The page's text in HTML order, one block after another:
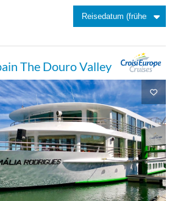
The Douro Valley